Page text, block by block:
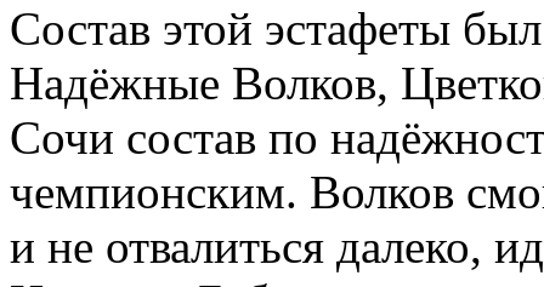
Состав этой эстафеты
Надёжные Волков,
Сочи состав по
чемпионским. Волков
и не отвалиться далеко,